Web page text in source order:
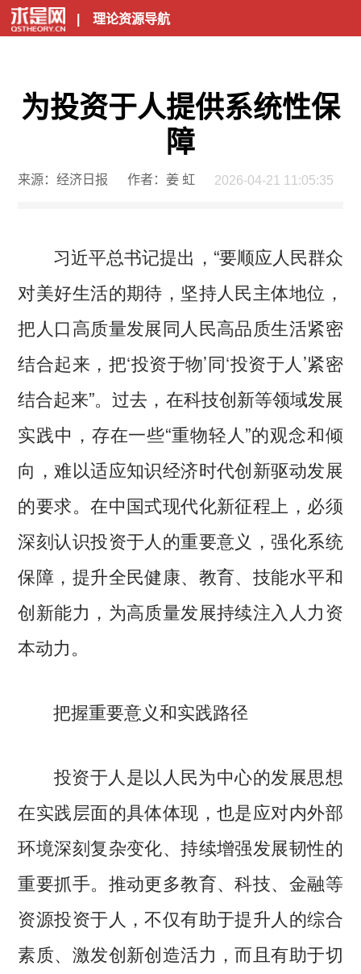
| 理论资源导航
为投资于人提供系统性保
障
来源：经济日报 作者：姜 虹 2026-04-21 11:05:35
习近平总书记提出，“要顺应人民群众
对美好生活的期待，坚持人民主体地位，
把人口高质量发展同人民高品质生活紧密
结合起来，把‘投资于物’同‘投资于人’紧密
结合起来”。过去，在科技创新等领域发展
实践中，存在一些“重物轻人”的观念和倾
向，难以适应知识经济时代创新驱动发展
的要求。在中国式现代化新征程上，必须
深刻认识投资于人的重要意义，强化系统
保障，提升全民健康、教育、技能水平和
创新能力，为高质量发展持续注入人力资
本动力。
把握重要意义和实践路径
投资于人是以人民为中心的发展思想
在实践层面的具体体现，也是应对内外部
环境深刻复杂变化、持续增强发展韧性的
重要抓手。推动更多教育、科技、金融等
资源投资于人，不仅有助于提升人的综合
素质、激发创新创造活力，而且有助于切